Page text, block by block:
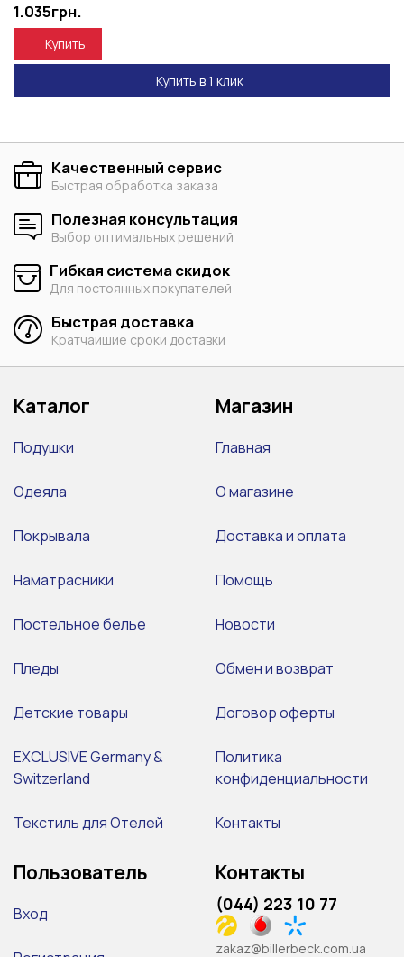
1.035грн.
Купить
Купить в 1 клик
Качественный сервис
Быстрая обработка заказа
Полезная консультация
Выбор оптимальных решений
Гибкая система скидок
Для постоянных покупателей
Быстрая доставка
Кратчайшие сроки доставки
Каталог
Подушки
Одеяла
Покрывала
Наматрасники
Постельное белье
Пледы
Детские товары
EXCLUSIVE Germany &
Switzerland
Текстиль для Отелей
Магазин
Главная
О магазине
Доставка и оплата
Помощь
Новости
Обмен и возврат
Договор оферты
Политика
конфиденциальности
Контакты
Пользователь
Вход
Контакты
(044) 223 10 77
zakaz@billerbeck.com.ua